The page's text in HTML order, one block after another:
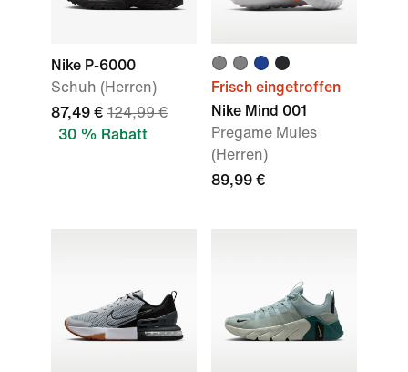
Nike P-6000
Schuh (Herren)
87,49 € 124,99 €
30 % Rabatt
Frisch eingetroffen
Nike Mind 001
Pregame Mules
(Herren)
89,99 €